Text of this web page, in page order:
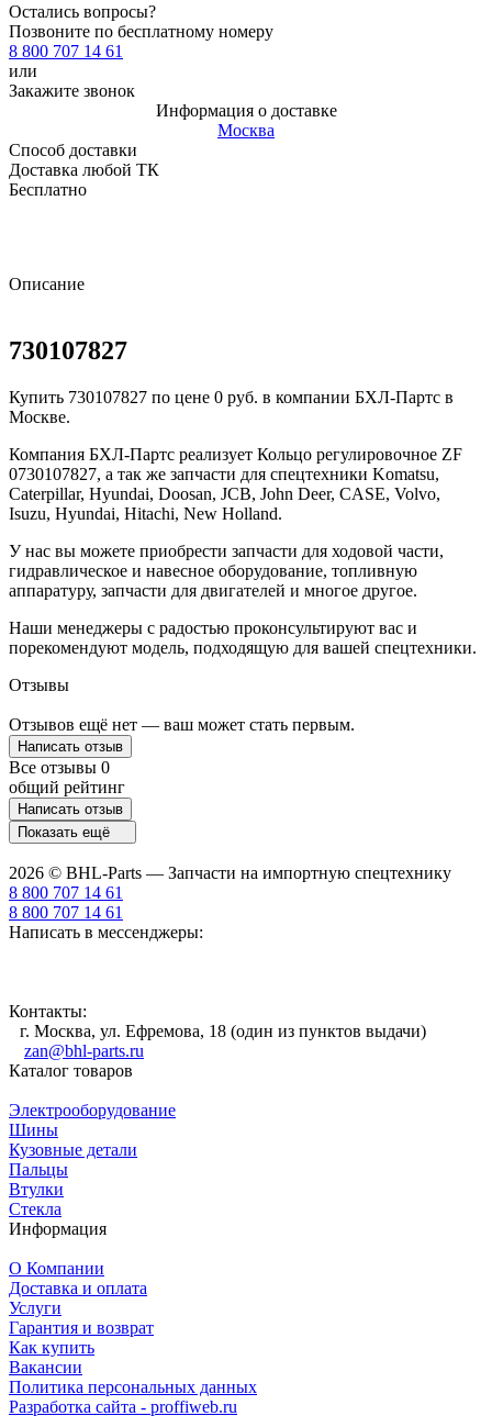
Остались вопросы?
Позвоните по бесплатному номеру
8 800 707 14 61
или
Закажите звонок
Информация о доставке
Москва
Способ доставки
Доставка любой ТК
Бесплатно
Описание
730107827
Купить 730107827 по цене 0 руб. в компании БХЛ-Партс в
Москве.
Компания БХЛ-Партс реализует Кольцо регулировочное ZF
0730107827, а так же запчасти для спецтехники Komatsu,
Caterpillar, Hyundai, Doosan, JCB, John Deer, CASE, Volvo,
Isuzu, Hyundai, Hitachi, New Holland.
У нас вы можете приобрести запчасти для ходовой части,
гидравлическое и навесное оборудование, топливную
аппаратуру, запчасти для двигателей и многое другое.
Наши менеджеры с радостью проконсультируют вас и
порекомендуют модель, подходящую для вашей спецтехники.
Отзывы
Отзывов ещё нет — ваш может стать первым.
Написать отзыв
Все отзывы 0
общий рейтинг
Написать отзыв
Показать ещё
2026 © BHL-Parts — Запчасти на импортную спецтехнику
8 800 707 14 61
8 800 707 14 61
Написать в мессенджеры:
Контакты:
г. Москва, ул. Ефремова, 18 (один из пунктов выдачи)
zan@bhl-parts.ru
Каталог товаров
Электрооборудование
Шины
Кузовные детали
Пальцы
Втулки
Стекла
Информация
О Компании
Доставка и оплата
Услуги
Гарантия и возврат
Как купить
Вакансии
Политика персональных данных
Разработка сайта - proffiweb.ru